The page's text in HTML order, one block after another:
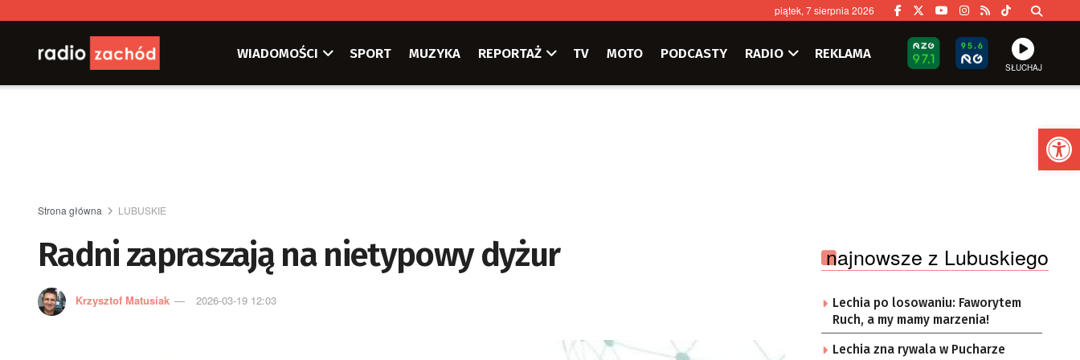
piątek, 7 sierpnia 2026
WIADOMOŚCI SPORT MUZYKA REPORTAŻ TV MOTO PODCASTY RADIO REKLAMA
SŁUCHAJ
Strona główna LUBUSKIE
Radni zapraszają na nietypowy dyżur
Krzysztof Matusiak 2026-03-19 12:03
najnowsze z Lubuskiego
Lechia po losowaniu: Faworytem
Ruch, a my mamy marzenia!
Lechia zna rywala w Pucharze